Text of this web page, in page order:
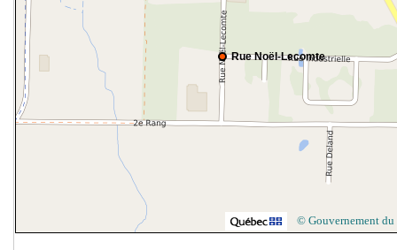
Rue Noël-Lecomte
© Gouvernement du